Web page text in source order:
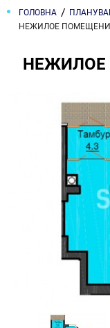
ГОЛОВНА
НЕЖИЛОЕ
НЕЖИЛОЕ